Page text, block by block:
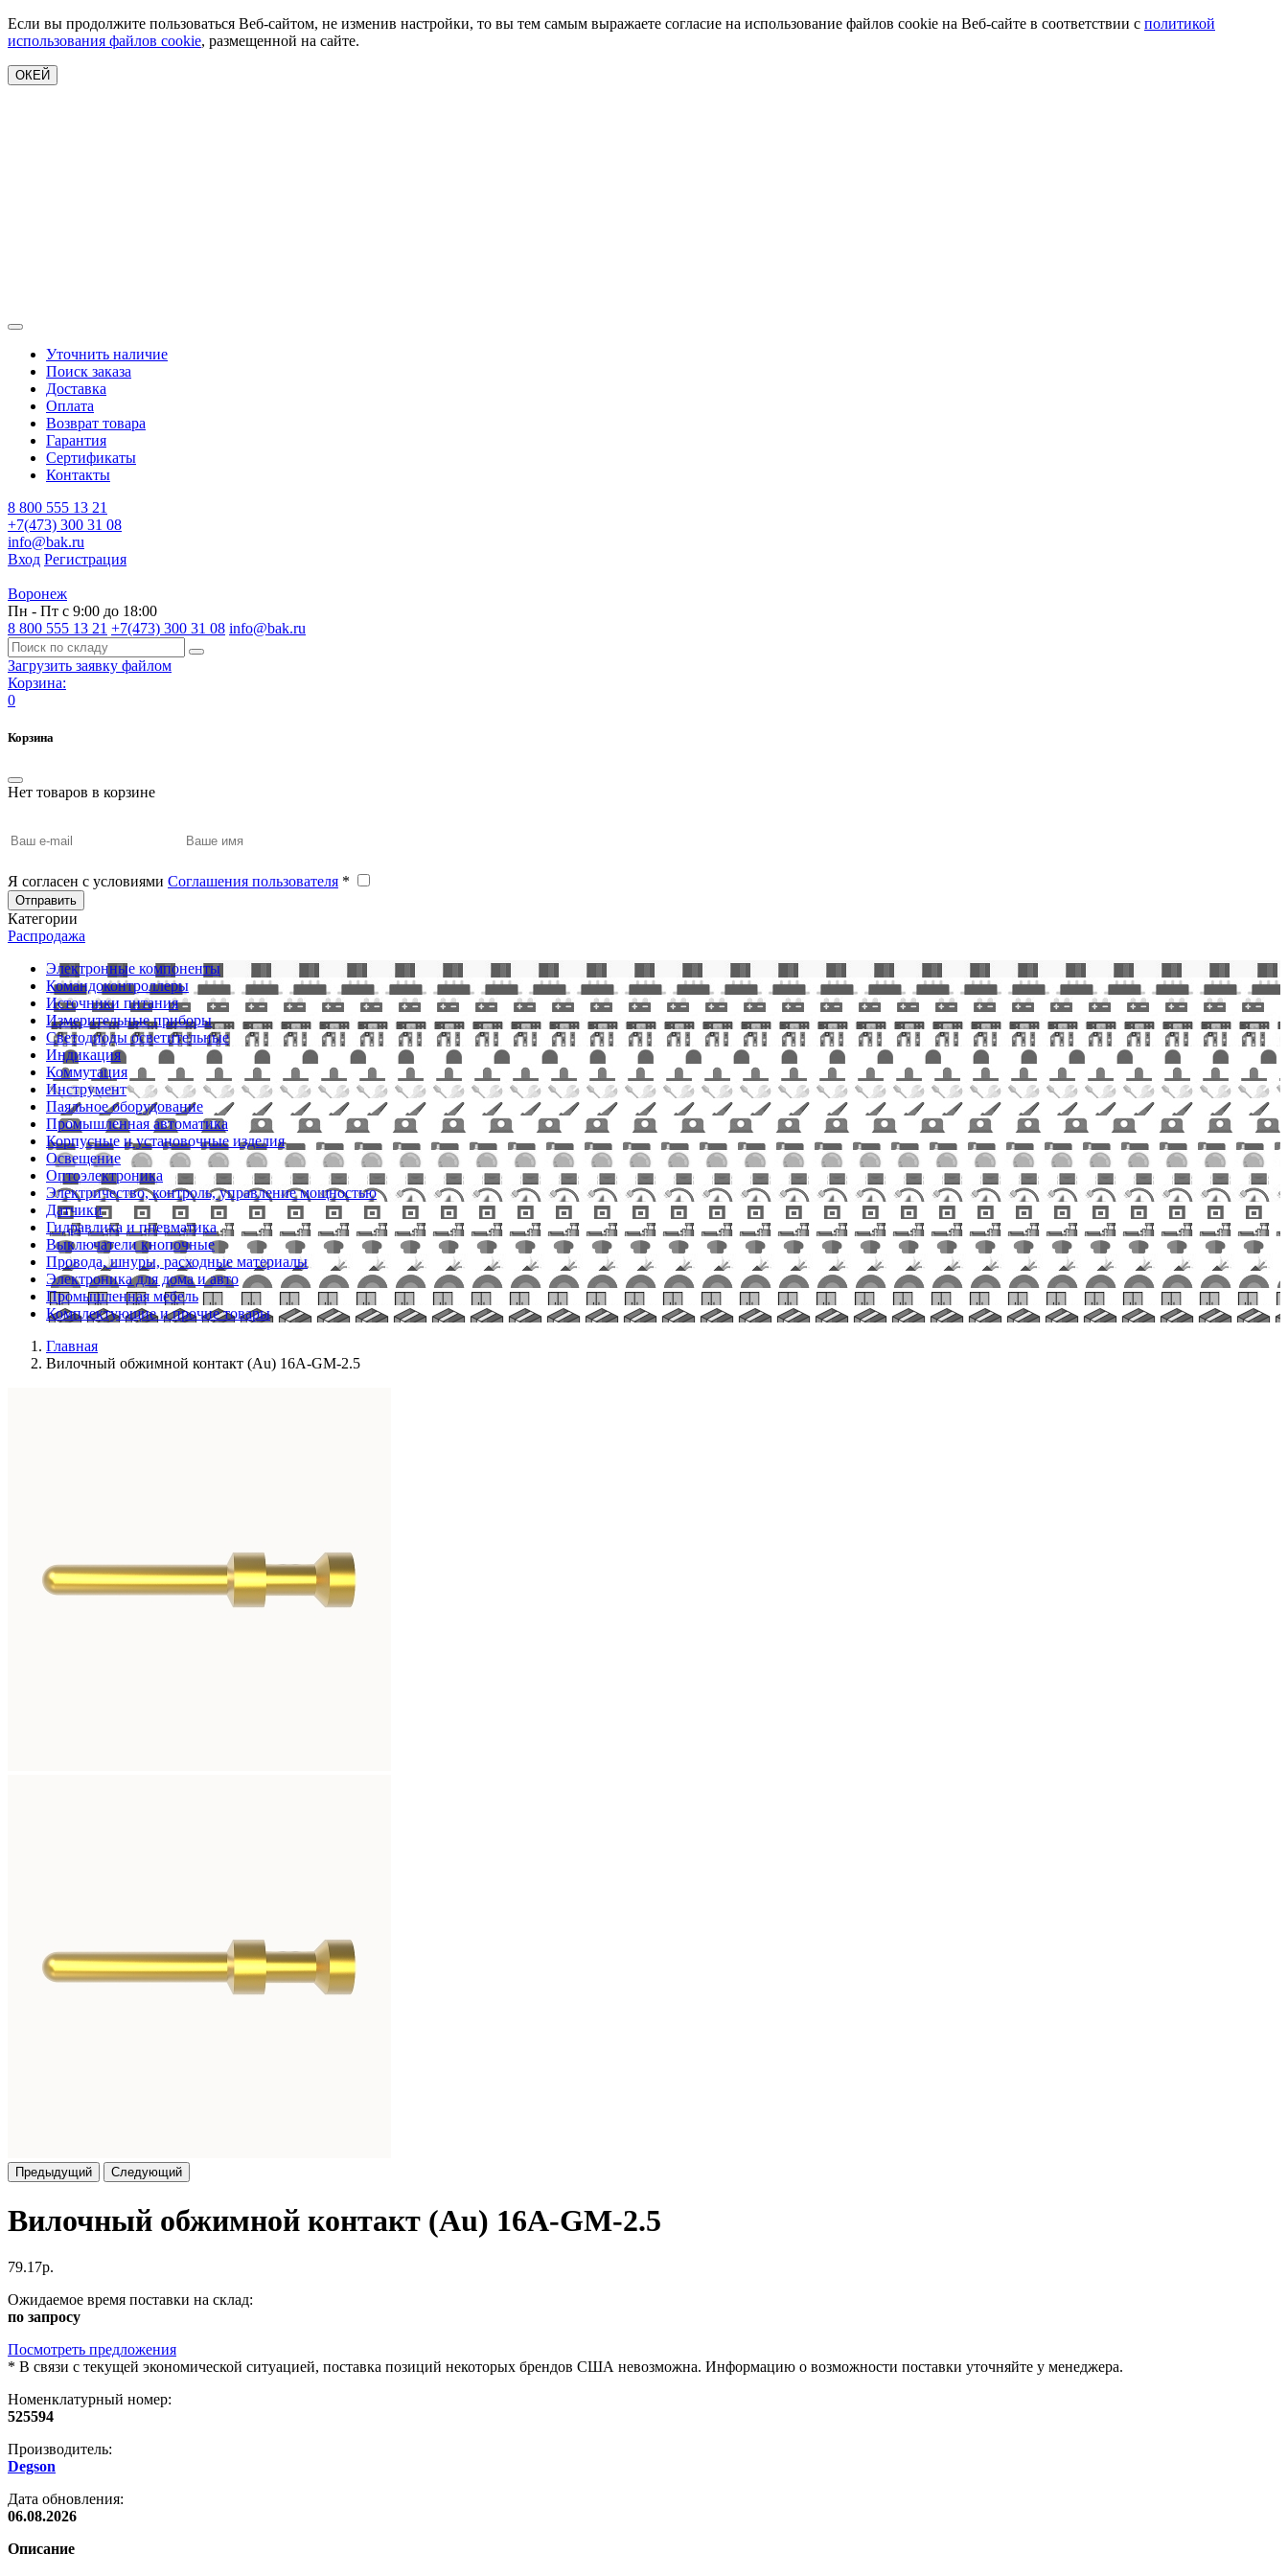
Если вы продолжите пользоваться Веб-сайтом, не изменив настройки, то вы тем самым выражаете согласие на использование файлов cookie на Веб-сайте в соответствии с политикой
использования файлов cookie, размещенной на сайте.
ОКЕЙ
Уточнить наличие
Поиск заказа
Доставка
Оплата
Возврат товара
Гарантия
Сертификаты
Контакты
8 800 555 13 21
+7(473) 300 31 08
info@bak.ru
Вход Регистрация
Воронеж
Пн - Пт с 9:00 до 18:00
8 800 555 13 21 +7(473) 300 31 08 info@bak.ru
Загрузить заявку файлом
Корзина:
0
Корзина
Нет товаров в корзине
Я согласен с условиями Соглашения пользователя *
Отправить
Категории
Распродажа
Электронные компоненты
Командоконтроллеры
Источники питания
Измерительные приборы
Светодиоды осветительные
Индикация
Коммутация
Инструмент
Паяльное оборудование
Промышленная автоматика
Корпусные и установочные изделия
Освещение
Оптоэлектроника
Электричество, контроль, управление мощностью
Датчики
Гидравлика и пневматика
Выключатели кнопочные
Провода, шнуры, расходные материалы
Электроника для дома и авто
Промышленная мебель
Комплектующие и прочие товары
Главная
Вилочный обжимной контакт (Au) 16A-GM-2.5
Предыдущий Следующий
Вилочный обжимной контакт (Au) 16A-GM-2.5
79.17р.
Ожидаемое время поставки на склад:
по запросу
Посмотреть предложения
* В связи с текущей экономической ситуацией, поставка позиций некоторых брендов США невозможна. Информацию о возможности поставки уточняйте у менеджера.
Номенклатурный номер:
525594
Производитель:
Degson
Дата обновления:
06.08.2026
Описание